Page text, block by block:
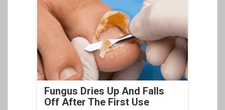
Fungus Dries Up And Falls
Off After The First Use